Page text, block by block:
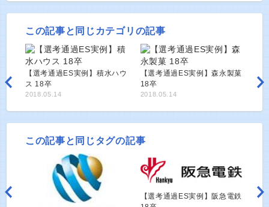
この記事と同じカテゴリの記事
【選考通過ES実例】積水ハウ
ス 18卒
2018.05.14
【選考通過ES実例】森永製菓
18卒
2018.05.14
この記事と同じタグの記事
【選考通過ES実例】阪急電鉄